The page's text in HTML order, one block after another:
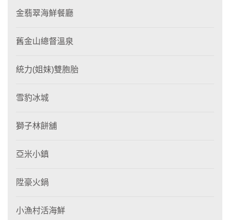
金翡翠海鮮餐廳
舊金山總督溫泉
統力(姐妹)雙胞胎
雪豹冰城
獅子林餅舖
亞米小鎮
陞豪火鍋
小漁村活海鮮